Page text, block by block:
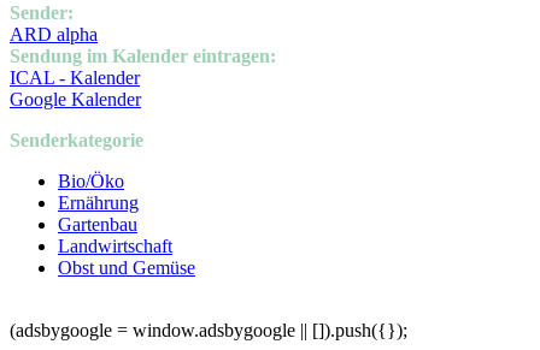
Sender:
ARD alpha
Sendung im Kalender eintragen:
ICAL - Kalender
Google Kalender
Senderkategorie
Bio/Öko
Ernährung
Gartenbau
Landwirtschaft
Obst und Gemüse
(adsbygoogle = window.adsbygoogle || []).push({});